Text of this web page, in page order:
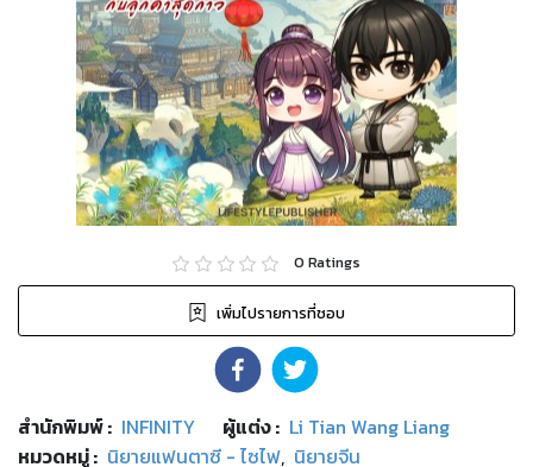
0 Ratings
เพิ่มไปรายการที่ชอบ
สำนักพิมพ์: INFINITY ผู้แต่ง : Li Tian Wang Liang
หมวดหมู่: นิยายแฟนตาซี - ไซไฟ, นิยายจีน